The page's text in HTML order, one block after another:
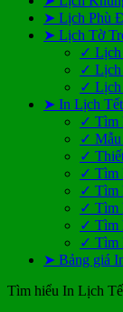
➤ Lịch Phù
➤ Lịch Tờ
✓ Lịch
✓ Lịch
✓ Lịch
➤ In Lịch Tết
✓ Tìm
✓
✓
✓ Tìm
✓ Tìm
✓ Tìm
✓ Tìm
✓ Tìm
➤ Bảng giá
Tìm hiểu In Lịch